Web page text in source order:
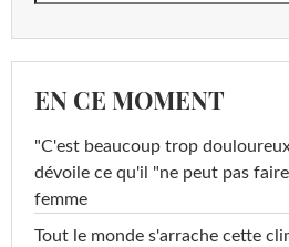
EN CE MOMENT
"C'est beaucoup trop
dévoile ce qu'il "ne peut pas
femme
Tout le monde s'arrache cette